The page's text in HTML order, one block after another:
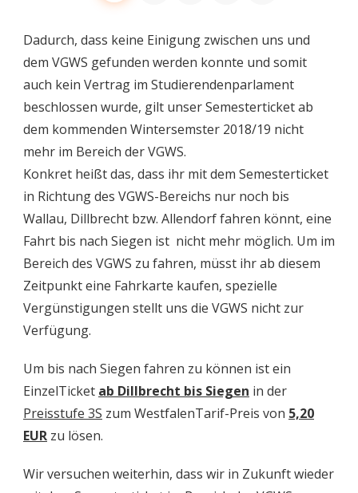
Dadurch, dass keine Einigung zwischen uns und
dem VGWS gefunden werden konnte und somit
auch kein Vertrag im Studierendenparlament
beschlossen wurde, gilt unser Semesterticket ab
dem kommenden Wintersemster 2018/19 nicht
mehr im Bereich der VGWS.
Konkret heißt das, dass ihr mit dem Semesterticket
in Richtung des VGWS-Bereichs nur noch bis
Wallau, Dillbrecht bzw. Allendorf fahren könnt, eine
Fahrt bis nach Siegen ist nicht mehr möglich. Um im
Bereich des VGWS zu fahren, müsst ihr ab diesem
Zeitpunkt eine Fahrkarte kaufen, spezielle
Vergünstigungen stellt uns die VGWS nicht zur
Verfügung.
Um bis nach Siegen fahren zu können ist ein
EinzelTicket ab Dillbrecht bis Siegen in der
Preisstufe 3S zum WestfalenTarif-Preis von 5,20
EUR zu lösen.
Wir versuchen weiterhin, dass wir in Zukunft wieder